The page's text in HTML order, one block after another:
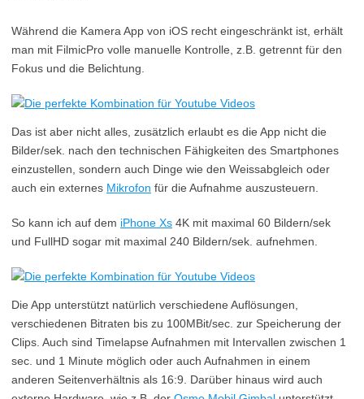
Während die Kamera App von iOS recht eingeschränkt ist, erhält
man mit FilmicPro volle manuelle Kontrolle, z.B. getrennt für den
Fokus und die Belichtung.
Das ist aber nicht alles, zusätzlich erlaubt es die App nicht die
Bilder/sek. nach den technischen Fähigkeiten des Smartphones
einzustellen, sondern auch Dinge wie den Weissabgleich oder
auch ein externes Mikrofon für die Aufnahme auszusteuern.
So kann ich auf dem iPhone Xs 4K mit maximal 60 Bildern/sek
und FullHD sogar mit maximal 240 Bildern/sek. aufnehmen.
Die App unterstützt natürlich verschiedene Auflösungen,
verschiedenen Bitraten bis zu 100MBit/sec. zur Speicherung der
Clips. Auch sind Timelapse Aufnahmen mit Intervallen zwischen 1
sec. und 1 Minute möglich oder auch Aufnahmen in einem
anderen Seitenverhältnis als 16:9. Darüber hinaus wird auch